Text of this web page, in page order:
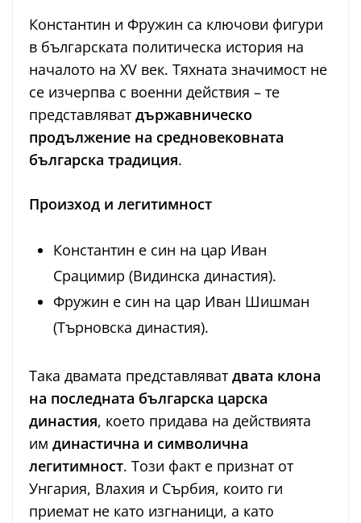
Константин и Фружин са ключови фигури
в българската политическа история на
началото на XV век. Тяхната значимост не
се изчерпва с военни действия – те
представляватдържавническо
продължение на средновековната
българска традиция.
Произход и легитимност
Константин е син на цар Иван
Срацимир (Видинска династия).
Фружин е син на цар Иван Шишман
(Търновска династия).
Така двамата представляватдвата клона
на последната българска царска
династия, което придава на действията
им династична и символична
легитимност. Този факт е признат от
Унгария, Влахия и Сърбия, които ги
приемат не като изгнаници, а като